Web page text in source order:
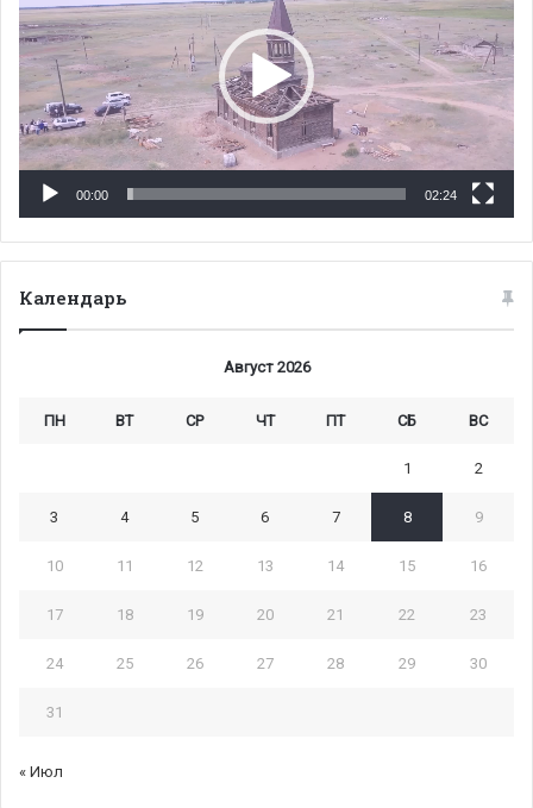
00:00 02:24
Календарь
Август 2026
ПН ВТ СР ЧТ ПТ СБ ВС
1 2
3 4 5 6 7 8 9
10 11 12 13 14 15 16
17 18 19 20 21 22 23
24 25 26 27 28 29 30
31
« Июл